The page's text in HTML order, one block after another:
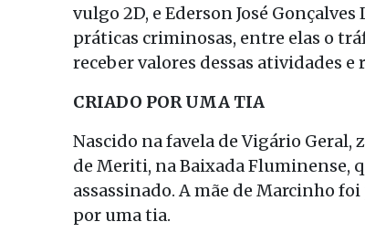
vulgo 2D, e Ederson José
práticas criminosas, entre elas o
receber valores dessas atividades
CRIADO POR UMA TIA
Nascido na favela de Vigário Geral,
de Meriti, na Baixada Fluminense,
assassinado. A mãe de Marcinho
por uma tia.